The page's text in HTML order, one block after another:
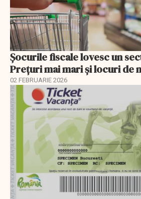
Șocurile fiscale lovesc un
Prețuri mai mari și locuri de
02 FEBRUARIE 2026